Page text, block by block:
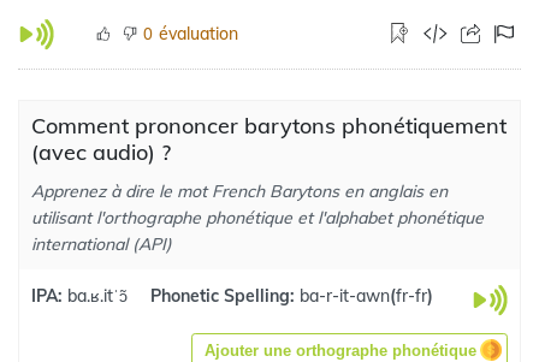
0 évaluation
Comment prononcer barytons phonétiquement
(avec audio) ?
Apprenez à dire le mot French Barytons en anglais en
utilisant l'orthographe phonétique et l'alphabet phonétique
international (API)
IPA: ba.ʁ.itˈɔ̃ Phonetic Spelling: ba-r-it-awn(fr-fr)
Ajouter une orthographe phonétique